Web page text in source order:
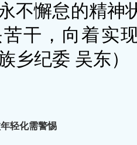
不懈怠的精神
干，向着实
乡纪委 吴东）
轻化需警惕